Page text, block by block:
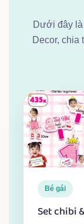
Dưới đây
Decor, chia
Bé gái
Set chibi